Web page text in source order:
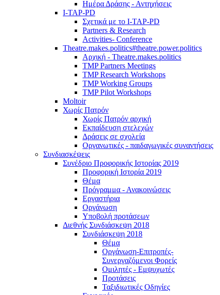
Ημέρα Δράσης - Αντηχήσεις
I-TAP-PD
Σχετικά με το I-TAP-PD
Partners & Research
Activities- Conference
Theatre.makes.politics#theatre.power.politics
Αρχική - Theatre.makes.politics
TMP Partners Meetings
TMP Research Workshops
TMP Working Groups
TMP Pilot Workshops
Moltoir
Χωρίς Πατρόν
Χωρίς Πατρόν αρχική
Εκπαίδευση στελεχών
Δράσεις σε σχολεία
Οργανωτικές - παιδαγωγικές συναντήσεις
Συνδιασκέψεις
Συνέδριο Προφορικής Ιστορίας 2019
Προφορική Ιστορία 2019
Θέμα
Πρόγραμμα - Ανακοινώσεις
Εργαστήρια
Οργάνωση
Υποβολή προτάσεων
Διεθνής Συνδιάσκεψη 2018
Συνδιάσκεψη 2018
Θέμα
Οργάνωση-Επιτροπές-
Συνεργαζόμενοι Φορείς
Ομιλητές - Εμψυχωτές
Προτάσεις
Ταξιδιωτικές Οδηγίες